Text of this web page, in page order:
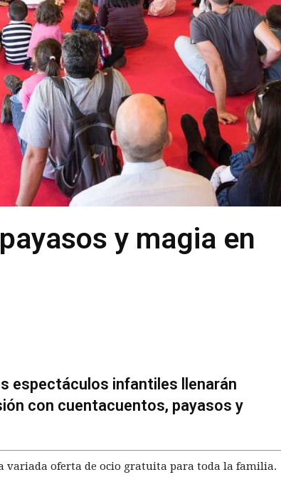
y magia en
espectáculos infantiles llenarán
con cuentacuentos, payasos y
oferta de ocio gratuita para toda la familia.